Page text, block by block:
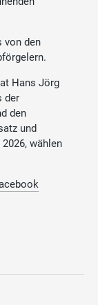
von den
Hans Jörg
der
den
und
wählen